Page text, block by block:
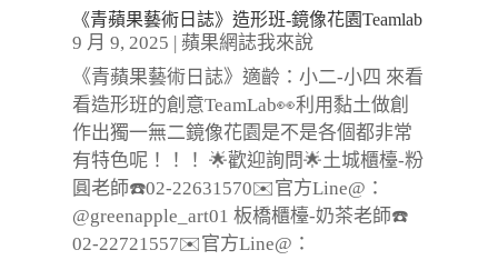
《青蘋果藝術日誌》造形班-鏡像花園Teamlab
9 月 9, 2025
蘋果網誌我來說
《青蘋果藝術日誌》適齡：小二-小四 來看
看造形班的創意TeamLab👀利用黏土做創
作出獨一無二鏡像花園是不是各個都非常
有特色呢！！！ 🌟歡迎詢問🌟土城櫃檯-粉
圓老師☎️02-22631570✉️官方Line@：
@greenapple_art01 板橋櫃檯-奶茶老師☎️
02-22721557✉️官方Line@：